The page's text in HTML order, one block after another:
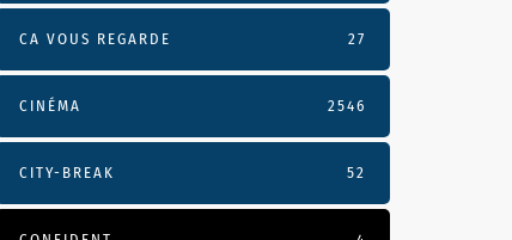
CA VOUS REGARDE 27
CINÉMA 2546
CITY-BREAK 52